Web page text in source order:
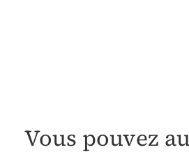
Vous pouvez